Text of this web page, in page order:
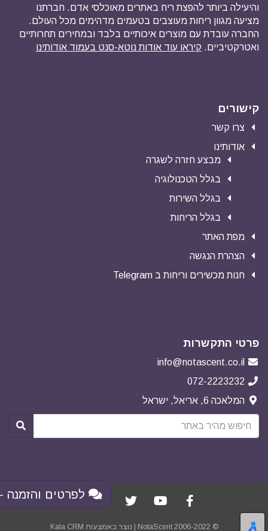
והיעילה ביותר להפצת ריח באתרים מאוכלסי אדם. חברתנו
מציעה מגוון ריחות מעוצבים בטעמים מדהימים מכל העולם.
החברה עובדת עם מוצרים איכותיים בלבד ובמחירים תחרותיים
ואטרקטיביים. קיראו עוד אודות נוטא-סנט בעמוד אודותינו
קישורים
צרו קשר
אודותינו
מבצע חזרה לשגרה
בגלל הטכנולוגיה
בגלל השירות
בגלל הריחות
מפת האתר
הצהרת הנגשה
חנות מכשירים וריחות ב Telegram
פרטי התקשרות
info@notascent.co.il
072-2223232
המלאכה 6, אריאל, ישראל
© NotaScent 2006-2022 | נוצר באמצעות Kala CRM
לפרטים והזמנה